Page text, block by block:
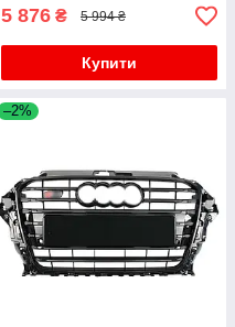
5 876 ₴ 5 994 ₴
Купити
–2%